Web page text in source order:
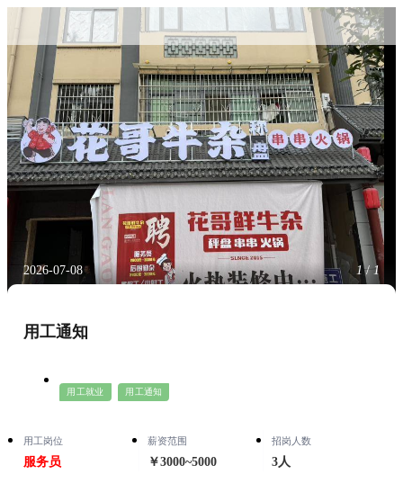
返回
1/ 1
2026-07-08
用工通知
用工就业 用工通知
用工岗位
服务员
薪资范围
￥3000~5000
招岗人数
3人